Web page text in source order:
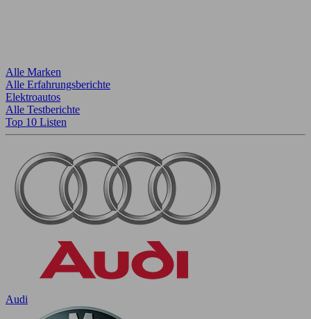
Alle Marken
Alle Erfahrungsberichte
Elektroautos
Alle Testberichte
Top 10 Listen
Audi